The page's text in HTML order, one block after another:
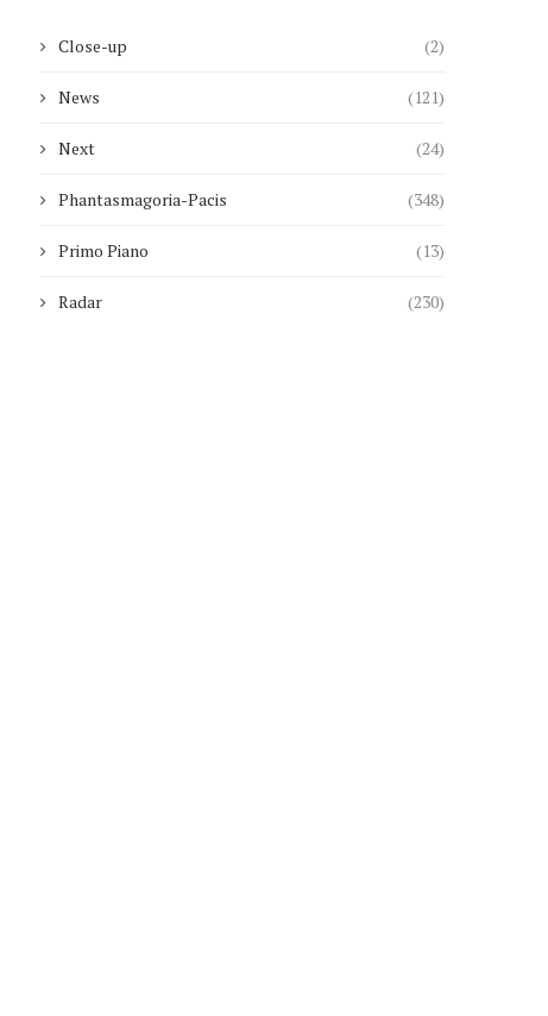
Close-up (2)
News (121)
Next (24)
Phantasmagoria-Pacis (348)
Primo Piano (13)
Radar (230)